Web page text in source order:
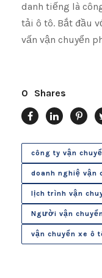
danh tiếng là
tải ô tô. Bắt đầu
vấn vận chuyển
0 Shares
công ty vận
doanh nghiệ vận
lịch trình vận
Người vận
vận chuyển xe ô